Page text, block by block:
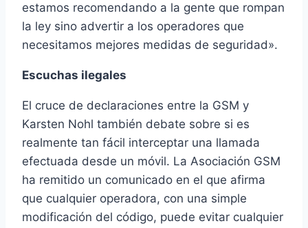
estamos recomendando a la gente que rompan
la ley sino advertir a los operadores que
necesitamos mejores medidas de seguridad».
Escuchas ilegales
El cruce de declaraciones entre la GSM y
Karsten Nohl también debate sobre si es
realmente tan fácil interceptar una llamada
efectuada desde un móvil. La Asociación GSM
ha remitido un comunicado en el que afirma
que cualquier operadora, con una simple
modificación del código, puede evitar cualquier